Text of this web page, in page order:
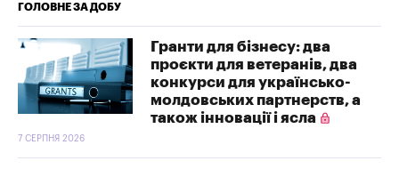
ГОЛОВНЕ ЗА ДОБУ
Гранти для бізнесу: два
проєкти для ветеранів, два
конкурси для українсько-
молдовських партнерств, а
також інновації і ясла
7 СЕРПНЯ 2026